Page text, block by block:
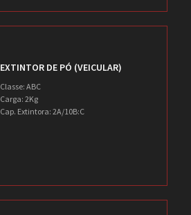
EXTINTOR DE PÓ (VEICULAR)
Classe: ABC
Carga: 2Kg
Cap. Extintora: 2A/10B:C